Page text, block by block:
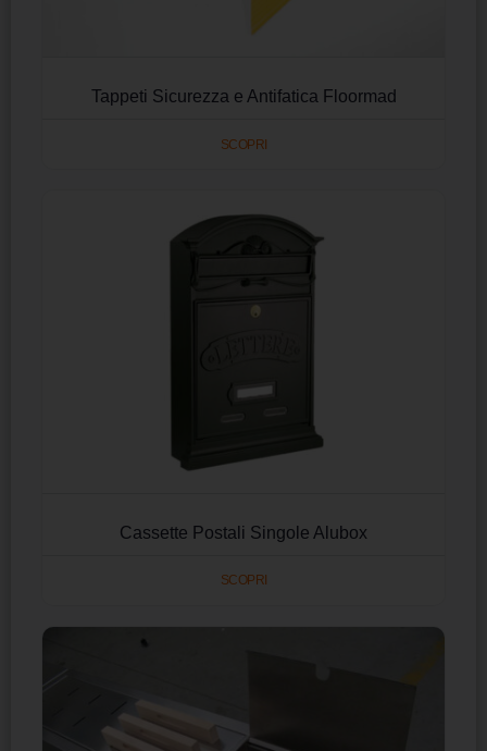
Tappeti Sicurezza e Antifatica Floormad
SCOPRI
Cassette Postali Singole Alubox
SCOPRI